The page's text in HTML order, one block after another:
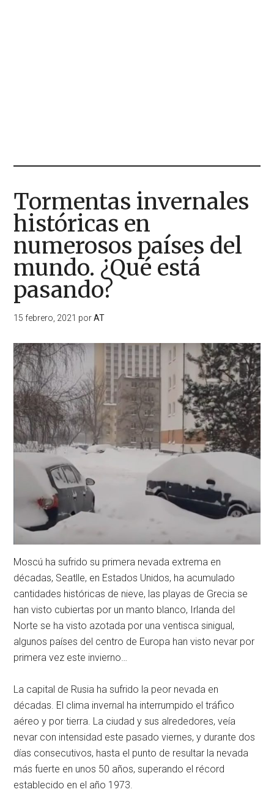
Tormentas invernales
históricas en
numerosos países del
mundo. ¿Qué está
pasando?
15 febrero, 2021 porAT
Moscú ha sufrido su primera nevada extrema en
décadas, Seatlle, en Estados Unidos, ha acumulado
cantidades históricas de nieve, las playas de Grecia se
han visto cubiertas por un manto blanco, Irlanda del
Norte se ha visto azotada por una ventisca sinigual,
algunos países del centro de Europa han visto nevar por
primera vez este invierno…
La capital de Rusia ha sufrido la peor nevada en
décadas. El clima invernal ha interrumpido el tráfico
aéreo y por tierra. La ciudad y sus alrededores, veía
nevar con intensidad este pasado viernes, y durante dos
días consecutivos, hasta el punto de resultar la nevada
más fuerte en unos 50 años, superando el récord
establecido en el año 1973.